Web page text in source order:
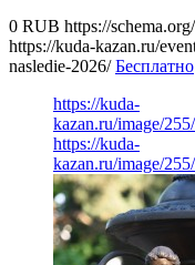
0 RUB https://
https://kuda-kazan.ru/
nasledie-2026/ Бесплатно
https://kuda-
kazan.ru/image/
https://kuda-
kazan.ru/image/